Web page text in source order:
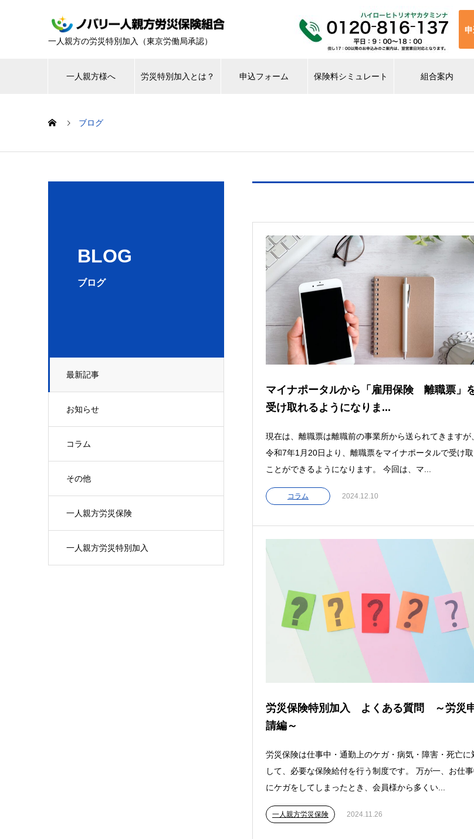
一人親方の労災特別加入（東京労働局承認）
一人親方様へ 労災特別加入とは？ 申込フォーム 保険料シミュレート 組合案内
ブログ
BLOG
ブログ
最新記事
お知らせ
コラム
その他
一人親方労災保険
一人親方労災特別加入
マイナポータルから「雇用保険 離職票」
受け取れるようになりま...
現在は、離職票は離職前の事業所から送られてきますが、
令和7年1月20日より、離職票をマイナポータルで受け
ことができるようになります。 今回は、マ...
コラム 2024.12.10
労災保険特別加入 よくある質問 ～労災
請編～
労災保険は仕事中・通勤上のケガ・病気・障害・死亡に
して、必要な保険給付を行う制度です。 万が一、お仕
にケガをしてしまったとき、会員様から多くい...
一人親方労災保険 2024.11.26